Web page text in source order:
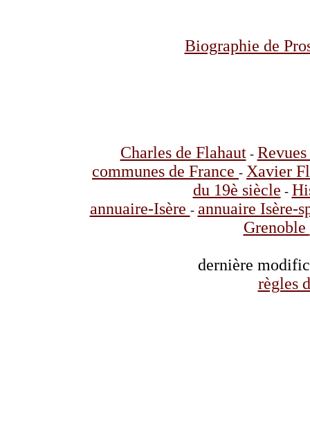
Biographie de
Charles de Flahaut-
communes de France - Xavier
du 19è siècle -
annuaire-Isère - annuaire Isère-
Grenoble
dernière
règles